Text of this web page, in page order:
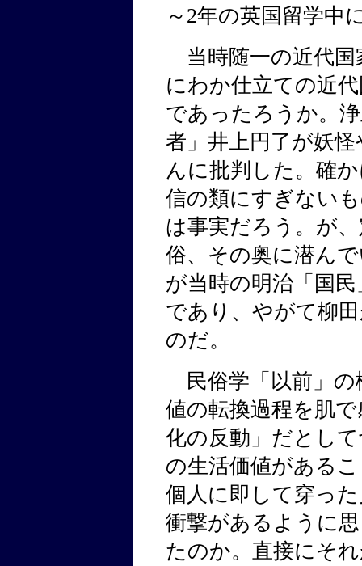
～2年の英国留学中
当時随一の近代国
にわか仕立ての近
であったろうか。
者」井上円了が妖
んに批判した。確
信の類にすぎない
は事実だろう。が
俗、その奥に潜ん
が当時の明治「国
であり、やがて柳
のだ。
民俗学「以前」の
値の転換過程を肌
化の反動」だとし
の生活価値がある
個人に即して穿っ
衝撃があるように
たのか。直接にそ